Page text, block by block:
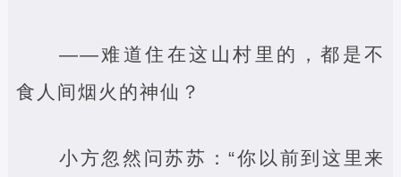
——难道住在这山村里的，都是不
食人间烟火的神仙？
小方忽然问苏苏：“你以前到这里来